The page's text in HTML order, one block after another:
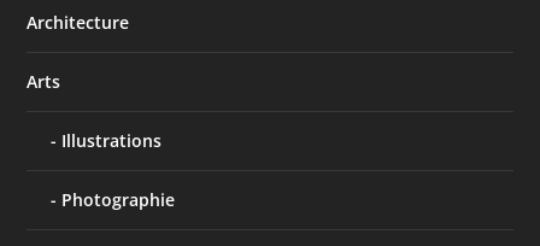
Architecture
Arts
Illustrations
Photographie